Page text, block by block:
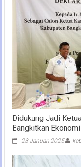
Didukung Jadi
Bangkitkan
23 Januari 2025